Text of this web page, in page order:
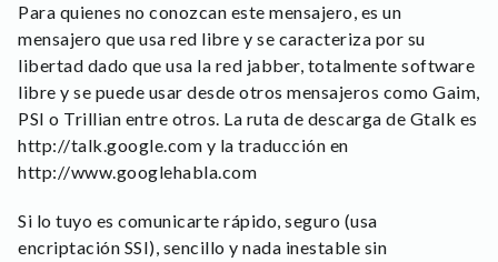
Para quienes no conozcan este mensajero, es un
mensajero que usa red libre y se caracteriza por su
libertad dado que usa la red jabber, totalmente software
libre y se puede usar desde otros mensajeros como Gaim,
PSI o Trillian entre otros. La ruta de descarga de Gtalk es
http://talk.google.com y la traducción en
http://www.googlehabla.com
Si lo tuyo es comunicarte rápido, seguro (usa
encriptación SSI), sencillo y nada inestable sin